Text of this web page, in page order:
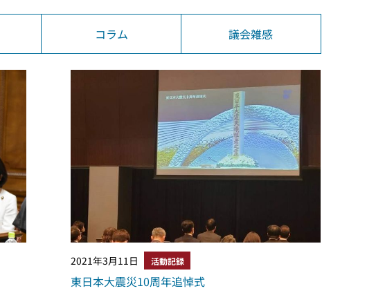
コラム 議会雑感
2021年3月11日 活動記録
東日本大震災10周年追悼式